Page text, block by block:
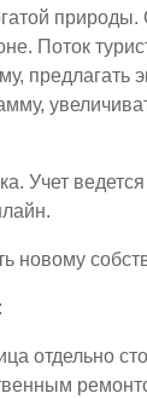
природы.
Поток
предлагать
Учет
новому
отдельно